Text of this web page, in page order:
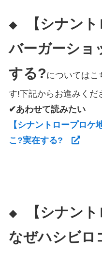
◆
【シナン
バーガーショ
する?についてはこ
す!下記からお進みくだ
✔あわせて読みたい
【シナントロープロケ
こ?実在する?
◆
【シナン
なぜハシビロ